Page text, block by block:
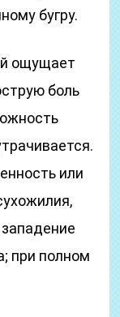
бугру.
ощущает
боль
или
при полном